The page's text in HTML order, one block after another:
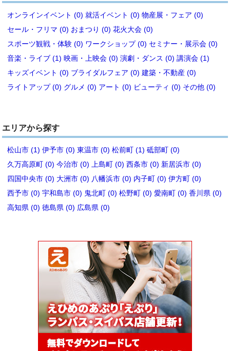
オンラインイベント (0) 就活イベント (0) 物産展・フェア (0)
セール・フリマ (0) おまつり (0) 花火大会 (0)
スポーツ観戦・体験 (0) ワークショップ (0) セミナー・展示会 (0)
音楽・ライブ (1) 映画・上映会 (0) 演劇・ダンス (0) 講演会 (1)
キッズイベント (0) ブライダルフェア (0) 建築・不動産 (0)
ライトアップ (0) グルメ (0) アート (0) ビューティ (0) その他 (0)
エリアから探す
松山市 (1) 伊予市 (0) 東温市 (0) 松前町 (1) 砥部町 (0)
久万高原町 (0) 今治市 (0) 上島町 (0) 西条市 (0) 新居浜市 (0)
四国中央市 (0) 大洲市 (0) 八幡浜市 (0) 内子町 (0) 伊方町 (0)
西予市 (0) 宇和島市 (0) 鬼北町 (0) 松野町 (0) 愛南町 (0) 香川県 (0)
高知県 (0) 徳島県 (0) 広島県 (0)